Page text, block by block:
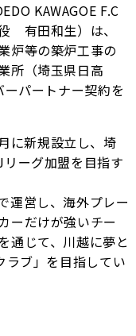
KAWAGOE F.C
有田和生）は、
炉等の築炉工事の
所（埼玉県日高
パートナー契約を
に新規設立し、埼
ーグ加盟を目指す
運営し、海外プレー
ーだけが強いチー
通じて、川越に夢と
ラブ」を目指してい